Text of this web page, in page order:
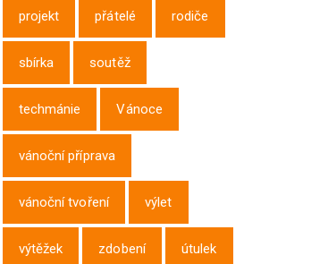
projekt přátelé rodiče
sbírka soutěž
techmánie Vánoce
vánoční příprava
vánoční tvoření výlet
výtěžek zdobení útulek